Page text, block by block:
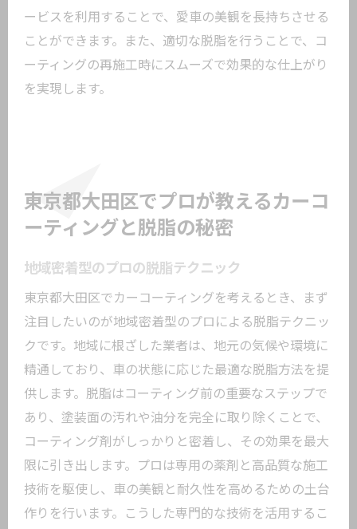
ービスを利用することで、愛車の美観を長持ちさせる
ことができます。また、適切な脱脂を行うことで、コ
ーティングの再施工時にスムーズで効果的な仕上がり
を実現します。
東京都大田区でプロが教えるカーコ
ーティングと脱脂の秘密
地域密着型のプロの脱脂テクニック
東京都大田区でカーコーティングを考えるとき、まず
注目したいのが地域密着型のプロによる脱脂テクニッ
クです。地域に根ざした業者は、地元の気候や環境に
精通しており、車の状態に応じた最適な脱脂方法を提
供します。脱脂はコーティング前の重要なステップで
あり、塗装面の汚れや油分を完全に取り除くことで、
コーティング剤がしっかりと密着し、その効果を最大
限に引き出します。プロは専用の薬剤と高品質な施工
技術を駆使し、車の美観と耐久性を高めるための土台
作りを行います。こうした専門的な技術を活用するこ